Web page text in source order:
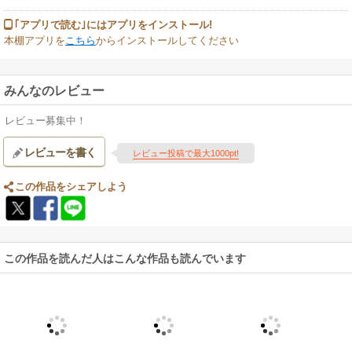
｢アプリで読む｣にはアプリをインストール!
本棚アプリをこちらからインストールしてください
みんなのレビュー
レビュー募集中！
レビューを書く レビュー投稿で最大1000pt!
この作品をシェアしよう
この作品を読んだ人はこんな作品も読んでいます